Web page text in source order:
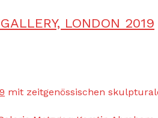
LONDON 2019
mit zeitgenössischen